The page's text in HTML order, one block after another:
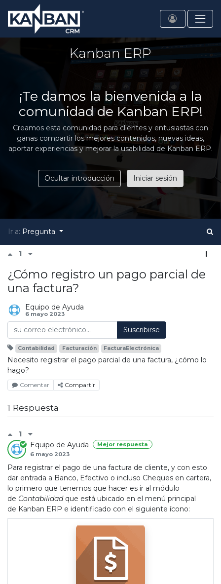
Kanban ERP
¡Te damos la bienvenida a la
comunidad de Kanban ERP!
Creamos esta comunidad para clientes y entusiastas con
ganas compartir los mejores contenidos, nuevas ideas,
aportar experiencias y mejorar la usabilidad de Kanban ERP.
Ocultar introducción Iniciar sesión
Ir a: Pregunta
1
¿Cómo registro un pago parcial de
una factura?
Equipo de Ayuda
6 mayo 2023
Suscribirse
Contabilidad Facturación FacturaElectrónica
Necesito registrar el pago parcial de una factura, ¿cómo lo
hago?
Comentar Compartir
1 Respuesta
1
Equipo de Ayuda
6 mayo 2023
Mejor respuesta
Para registrar el pago de una factura de cliente, y con esto
dar entrada a Banco, Efectivo o incluso Cheques en cartera,
lo primero que tenemos que hacer es ir al módulo
de Contabilidad que está ubicado en el menú principal
de Kanban ERP e identificado con el siguiente ícono: